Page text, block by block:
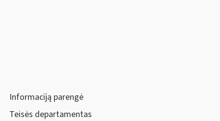
Informaciją parengė
Teisės departamentas